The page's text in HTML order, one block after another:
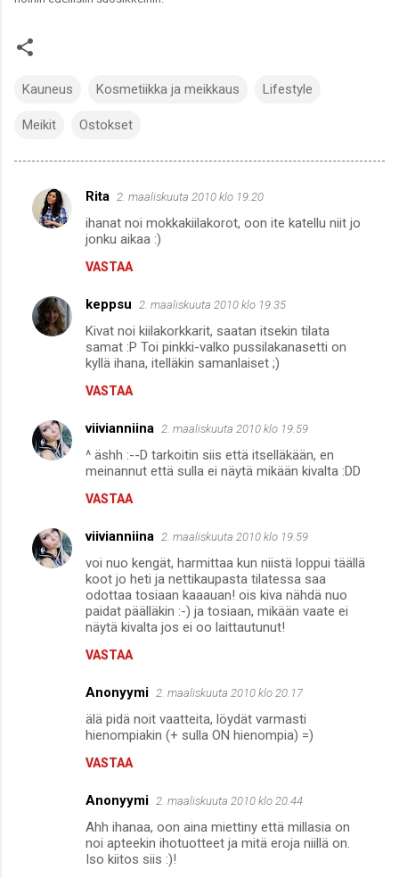
Kauneus Kosmetiikka ja meikkaus Lifestyle
Meikit Ostokset
K
o
e
n
Rita 2. maaliskuuta 2010 klo 19.20
ihanat noi mokkakiilakorot, oon ite katellu niit jo
jonku aikaa :)
VASTAA
keppsu 2. maaliskuuta 2010 klo 19.35
Kivat noi kiilakorkkarit, saatan itsekin tilata
samat :P Toi pinkki-valko pussilakanasetti on
kyllä ihana, itelläkin samanlaiset ;)
VASTAA
viivianniina 2. maaliskuuta 2010 klo 19.59
^ äshh :--D tarkoitin siis että itselläkään, en
meinannut että sulla ei näytä mikään kivalta :DD
VASTAA
viivianniina 2. maaliskuuta 2010 klo 19.59
voi nuo kengät, harmittaa kun niistä loppui täällä
koot jo heti ja nettikaupasta tilatessa saa
odottaa tosiaan kaaauan! ois kiva nähdä nuo
paidat päälläkin :-) ja tosiaan, mikään vaate ei
näytä kivalta jos ei oo laittautunut!
VASTAA
Anonyymi 2. maaliskuuta 2010 klo 20.17
älä pidä noit vaatteita, löydät varmasti
hienompiakin (+ sulla ON hienompia) =)
VASTAA
Anonyymi 2. maaliskuuta 2010 klo 20.44
Ahh ihanaa, oon aina miettiny että millasia on
noi apteekin ihotuotteet ja mitä eroja niillä on.
Iso kiitos siis :)!